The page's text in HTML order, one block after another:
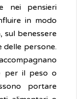
nei pensieri
in modo
sul benessere
delle persone.
per il peso o
portare